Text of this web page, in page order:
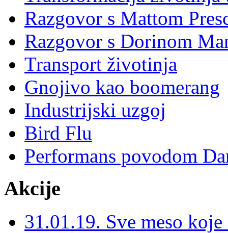
Razgovor s Mattom
Razgovor s Dorinom
Transport životinja
Gnojivo kao boomerang
Industrijski uzgoj
Bird Flu
Performans povodom
Akcije
31.01.19. Sve meso